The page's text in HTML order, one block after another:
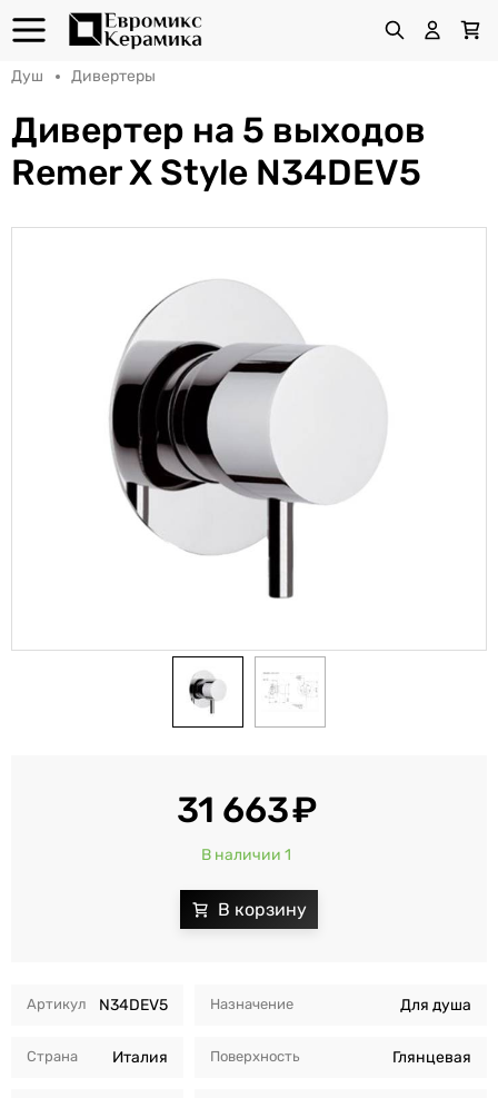
Душ Дивертеры
Дивертер на 5 выходов
Remer X Style N34DEV5
Артикул N34DEV5
Страна Италия
Назначение Для душа
Поверхность Глянцевая
31 663
В наличии 1